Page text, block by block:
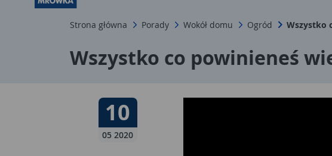
Strona główna Porady Wokół domu Ogród Wszystko
Wszystko co powinieneś
Data publikacji:
10
05 2020